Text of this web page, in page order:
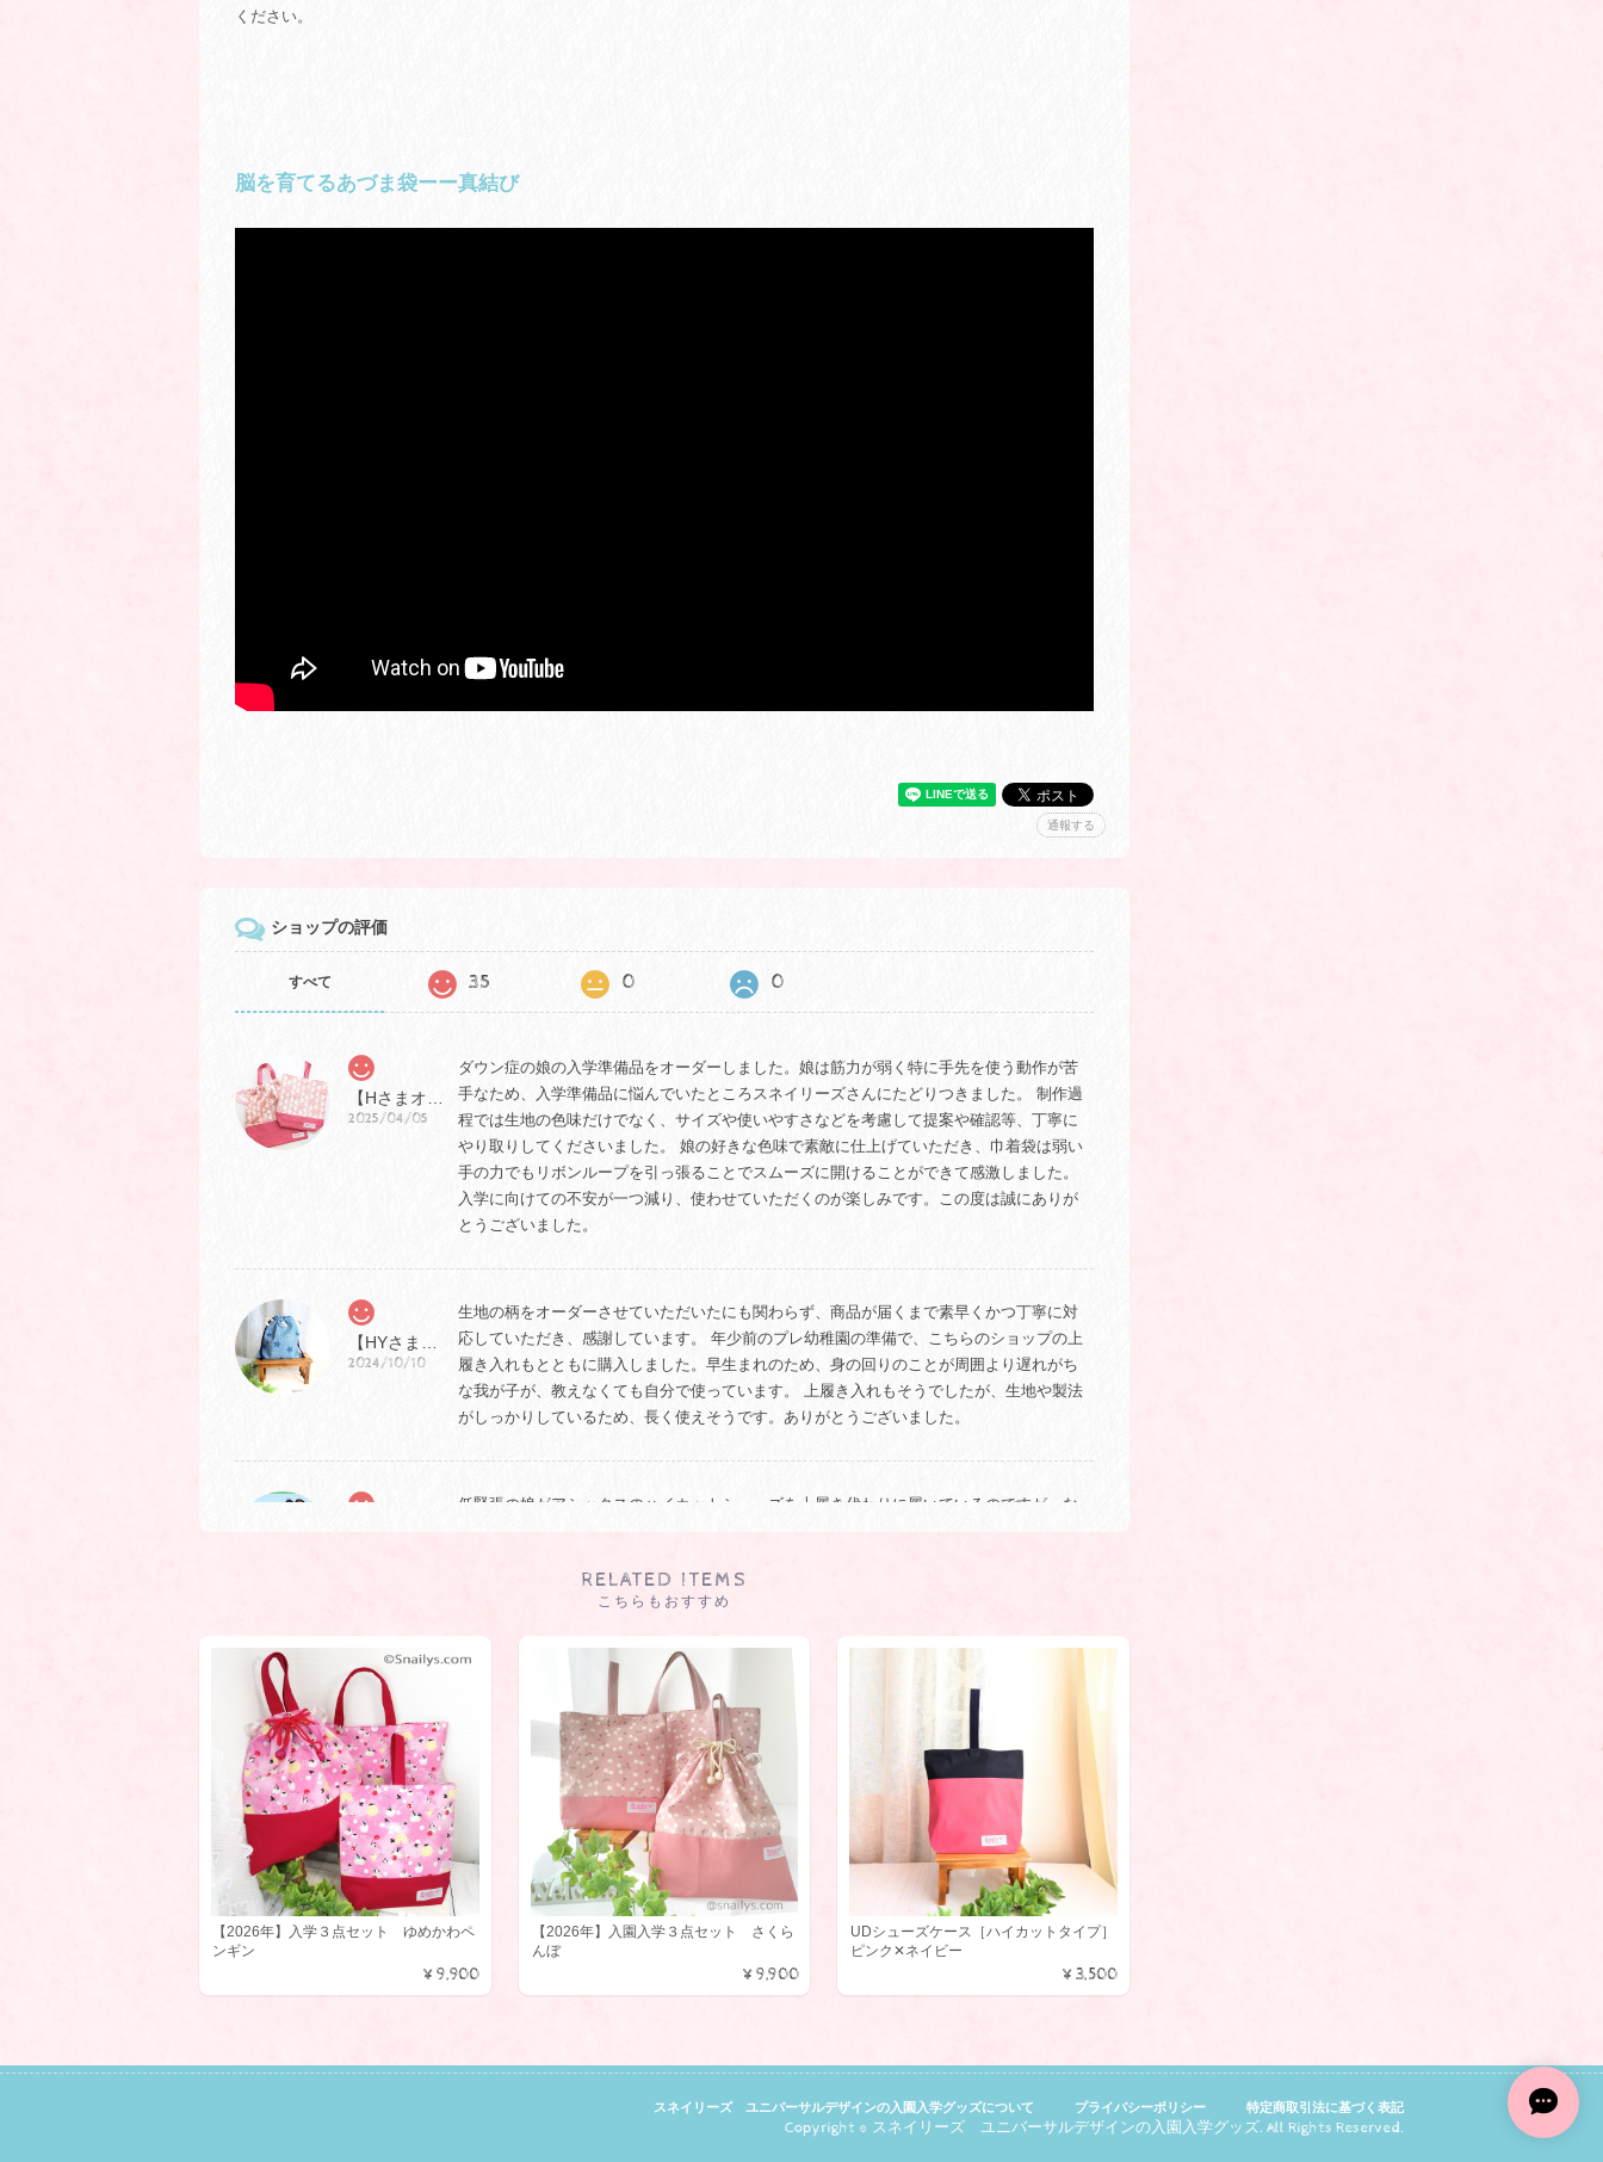
ください。
脳を育てるあづま袋ーー真結び
通報する
ショップの評価
すべて 35 0 0
2025/04/05
ダウン症の娘の入学準備品をオーダーしました。娘は筋力が弱く特に手先を使う動作が苦
手なため、入学準備品に悩んでいたところスネイリーズさんにたどりつきました。 制作過
程では生地の色味だけでなく、サイズや使いやすさなどを考慮して提案や確認等、丁寧に
やり取りしてくださいました。 娘の好きな色味で素敵に仕上げていただき、巾着袋は弱い
手の力でもリボンループを引っ張ることでスムーズに開けることができて感激しました。
入学に向けての不安が一つ減り、使わせていただくのが楽しみです。この度は誠にありが
とうございました。
2024/10/10
生地の柄をオーダーさせていただいたにも関わらず、商品が届くまで素早くかつ丁寧に対
応していただき、感謝しています。 年少前のプレ幼稚園の準備で、こちらのショップの上
履き入れもとともに購入しました。早生まれのため、身の回りのことが周囲より遅れがち
な我が子が、教えなくても自分で使っています。 上履き入れもそうでしたが、生地や製法
がしっかりしているため、長く使えそうです。ありがとうございました。
低緊張の娘がアシックスのハイカットシューズを上履き代わりに履いているのですが、な
かなかちょうど良いサイズの可愛いシューズケースが見つからず…。 そんな時たまたま見
い配色パターンをいくつか提案してくださり、優柔不断な私でもすぐに決めることができ
ました！笑 デザインも使い勝手も良く、母子共に大大大満足です！ この度は丁寧なご対応
をしていただきありがとつございました。 また機会がありましたらよろしくお願いいたし
ます♪
この度は、ご注文を頂きありがとうございました！ お色のリクエストを伺うこと
で新たな配色パターンが生まれるきっかけになり、こちらも発見でした。 気に入
っていただけて嬉しいです。 またのご用命を楽しみにしております❤
ユニバーサルデザインのランチポーチ くまKUMA
2024/05/14
重度の障害がある息子用にいつも購入させていただいております。 手先がうまく使えない
息子でも、こちらの商品だとチャックの開閉など一人でできるようになり、とても使いや
すいです。 デザインもとても可愛くて、ショップの方の対応も親切です。 息子は学校の上
履き入れ、体操袋、ポーチなど全てこちらのショップの商品を利用させてもらっていま
す。 可愛くて使いやすいのでお気に入りです。
リピートしていただいていて嬉しいです。 これからも息子さんが使いやすいもの
RELATED ITEMS
こちらもおすすめ
【2026年】入学３点セット ゆめかわペ
ンギン
¥9,900
【2026年】入園入学３点セット さくら
んぼ
¥9,900
UDシューズケース［ハイカットタイプ］
ピンク✕ネイビー
¥3,500
スネイリーズ ユニバーサルデザインの入園入学グッズについて プライバシーポリシー 特定商取引法に基づく表記
Copyright © スネイリーズ ユニバーサルデザインの入園入学グッズ. All Rights Reserved.